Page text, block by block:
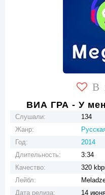
В
ВИА ГРА - У
Слушали:
134
Жанр:
Год:
2014
Длительность:
3:34
Качество:
320
Лейбл:
Дата релиза:
14